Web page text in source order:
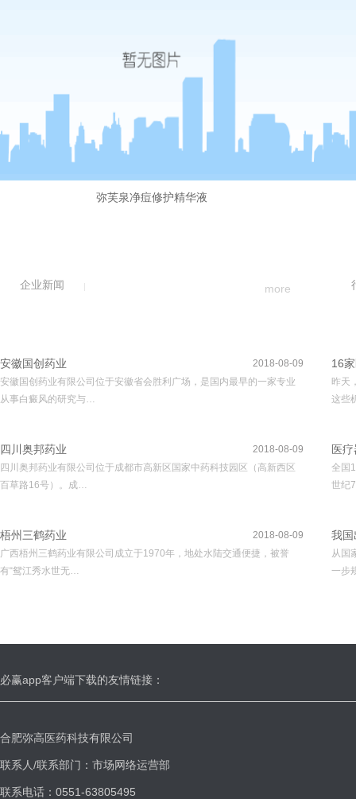
弥芙泉净痘修护精华液
企业新闻 more
2018-08-09
安徽国创药业
安徽国创药业有限公司位于安徽省会胜利广场，是国内最早的一家专业
从事白癜风的研究与…
2018-08-09
四川奥邦药业
四川奥邦药业有限公司位于成都市高新区国家中药科技园区（高新西区
百草路16号）。成…
2018-08-09
梧州三鹤药业
广西梧州三鹤药业有限公司成立于1970年，地处水陆交通便捷，被誉
有“鸳江秀水世无…
16
昨天
这些
医
全国
世纪
我国
从国
一步
必赢app客户端下载的友情链接：
合肥弥高医药科技有限公司
联系人/联系部门：市场网络运营部
联系电话：0551-63805495